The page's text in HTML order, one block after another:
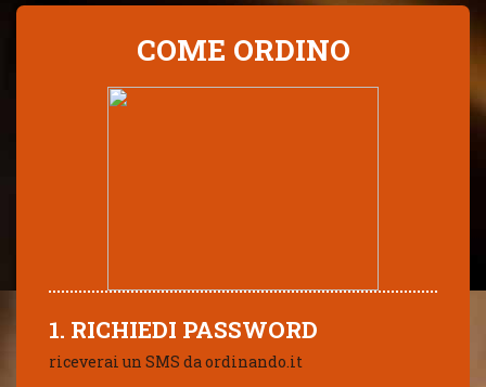
COME ORDINO
1. RICHIEDI PASSWORD
riceverai un SMS da ordinando.it